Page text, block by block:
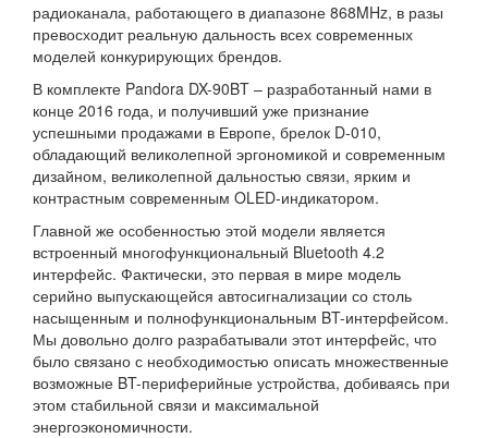
радиоканала, работающего в диапазоне 868MHz, в разы
превосходит реальную дальность всех современных
моделей конкурирующих брендов.
В комплекте Pandora DX-90BT – разработанный нами в
конце 2016 года, и получивший уже признание
успешными продажами в Европе, брелок D-010,
обладающий великолепной эргономикой и современным
дизайном, великолепной дальностью связи, ярким и
контрастным современным OLED-индикатором.
Главной же особенностью этой модели является
встроенный многофункциональный Bluetooth 4.2
интерфейс. Фактически, это первая в мире модель
серийно выпускающейся автосигнализации со столь
насыщенным и полнофункциональным BT-интерфейсом.
Мы довольно долго разрабатывали этот интерфейс, что
было связано с необходимостью описать множественные
возможные BT-периферийные устройства, добиваясь при
этом стабильной связи и максимальной
энергоэкономичности.